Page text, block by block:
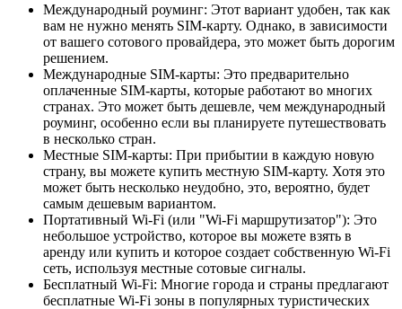
Международный роуминг: Этот вариант удобен, так как
вам не нужно менять SIM-карту. Однако, в зависимости
от вашего сотового провайдера, это может быть дорогим
решением.
Международные SIM-карты: Это предварительно
оплаченные SIM-карты, которые работают во многих
странах. Это может быть дешевле, чем международный
роуминг, особенно если вы планируете путешествовать
в несколько стран.
Местные SIM-карты: При прибытии в каждую новую
страну, вы можете купить местную SIM-карту. Хотя это
может быть несколько неудобно, это, вероятно, будет
самым дешевым вариантом.
Портативный Wi-Fi (или "Wi-Fi маршрутизатор"): Это
небольшое устройство, которое вы можете взять в
аренду или купить и которое создает собственную Wi-Fi
сеть, используя местные сотовые сигналы.
Бесплатный Wi-Fi: Многие города и страны предлагают
бесплатные Wi-Fi зоны в популярных туристических